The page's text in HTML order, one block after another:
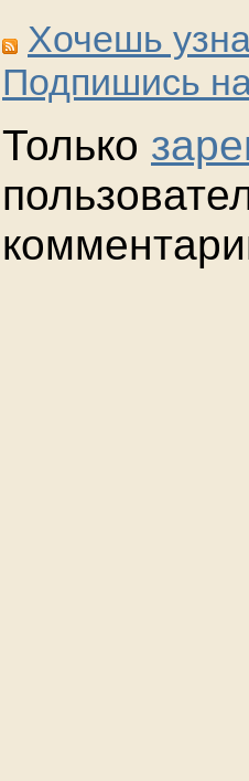
Хочешь
Подпишись
Только